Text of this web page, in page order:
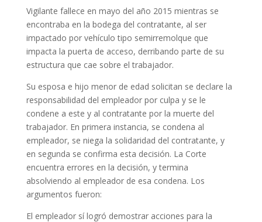
Vigilante fallece en mayo del año 2015 mientras se
encontraba en la bodega del contratante, al ser
impactado por vehículo tipo semirremolque que
impacta la puerta de acceso, derribando parte de su
estructura que cae sobre el trabajador.
Su esposa e hijo menor de edad solicitan se declare la
responsabilidad del empleador por culpa y se le
condene a este y al contratante por la muerte del
trabajador. En primera instancia, se condena al
empleador, se niega la solidaridad del contratante, y
en segunda se confirma esta decisión. La Corte
encuentra errores en la decisión, y termina
absolviendo al empleador de esa condena. Los
argumentos fueron:
El empleador sí logró demostrar acciones para la